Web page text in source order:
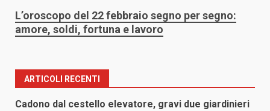
L’oroscopo del 22 febbraio segno per segno:
amore, soldi, fortuna e lavoro
ARTICOLI RECENTI
Cadono dal cestello elevatore, gravi due giardinieri